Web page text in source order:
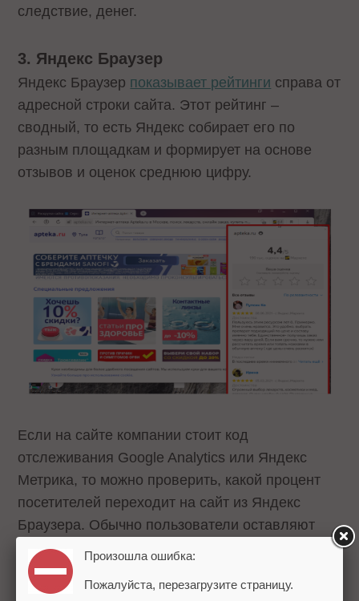
следствие, денег.
3. Яндекс Браузер
Яндекс Браузер показывает рейтинги справа от
адресной строки сайта. Этот рейтинг –
сводный, то есть Яндекс собирает его по
разным площадкам и формирует на основе
отзывов и оценок среднюю цифру.
Если на сайте компании стоит код
отслеживания Google Analytics или Яндекс
Метрика, то можно проверить, какой процент
посетителей переходит на сайт из Яндекс
Браузера. Обычно пользователи оставляют
там отзывы о работе сайта клиники, в то время
как на большинстве других площадок – о
бизнесе в целом. Если таких пользователей
Произошла ошибка:
Пожалуйста, перезагрузите страницу.